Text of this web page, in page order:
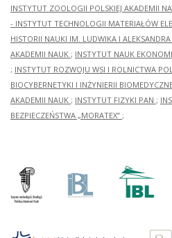
INSTYTUT ZOOLOGII POLSKIEJ AKADEMII
- INSTYTUT TECHNOLOGII MATERIAŁÓW
HISTORII NAUKI IM. LUDWIKA I ALEKSANDRA
AKADEMII NAUK ; INSTYTUT NAUK
; INSTYTUT ROZWOJU WSI I ROLNICTWA
BIOCYBERNETYKI I INŻYNIERII
AKADEMII NAUK ; INSTYTUT FIZYKI PAN ;
BEZPIECZEŃSTWA „MORATEX” ;